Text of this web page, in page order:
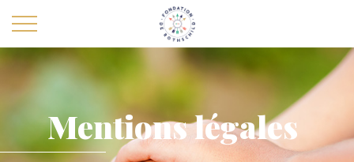
La Fondation
Mentions légales